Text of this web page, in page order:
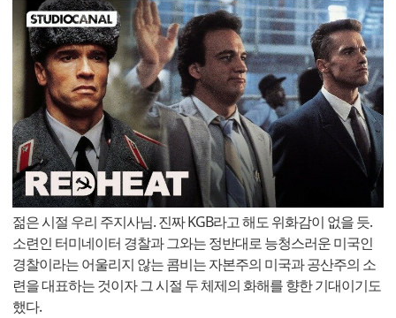
젊은 시절 우리 주지사님. 진짜 KGB라고 해도 위화감이 없을 듯.
소련인 터미네이터 경찰과 그와는 정반대로 능청스러운 미국인
경찰이라는 어울리지 않는 콤비는 자본주의 미국과 공산주의 소
련을 대표하는 것이자 그 시절 두 체제의 화해를 향한 기대이기도
했다.